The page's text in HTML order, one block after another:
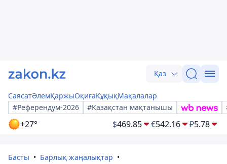
Қаз
СаясатӘлемҚаржыОқиғаҚұқықМақалалар
#Референдум-2026
#Қазақстан мақтанышы
+27° $469.85 €542.16 ₽5.78
Басты
Барлық жаңалықтар